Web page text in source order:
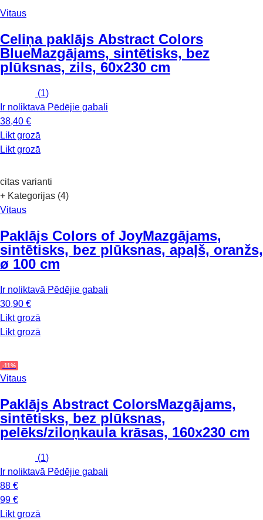
Vitaus
Celiņa paklājs Abstract Colors
BlueMazgājams, sintētisks, bez
plūksnas, zils, 60x230 cm
(1)
Ir noliktavā Pēdējie gabali
38,40 €
Likt grozā
Likt grozā
citas varianti
+ Kategorijas (4)
Vitaus
Paklājs Colors of JoyMazgājams,
sintētisks, bez plūksnas, apaļš, oranžs,
ø 100 cm
Ir noliktavā Pēdējie gabali
30,90 €
Likt grozā
Likt grozā
-11%
Vitaus
Paklājs Abstract ColorsMazgājams,
sintētisks, bez plūksnas,
pelēks/ziloņkaula krāsas, 160x230 cm
(1)
Ir noliktavā Pēdējie gabali
88 €
99 €
Likt grozā